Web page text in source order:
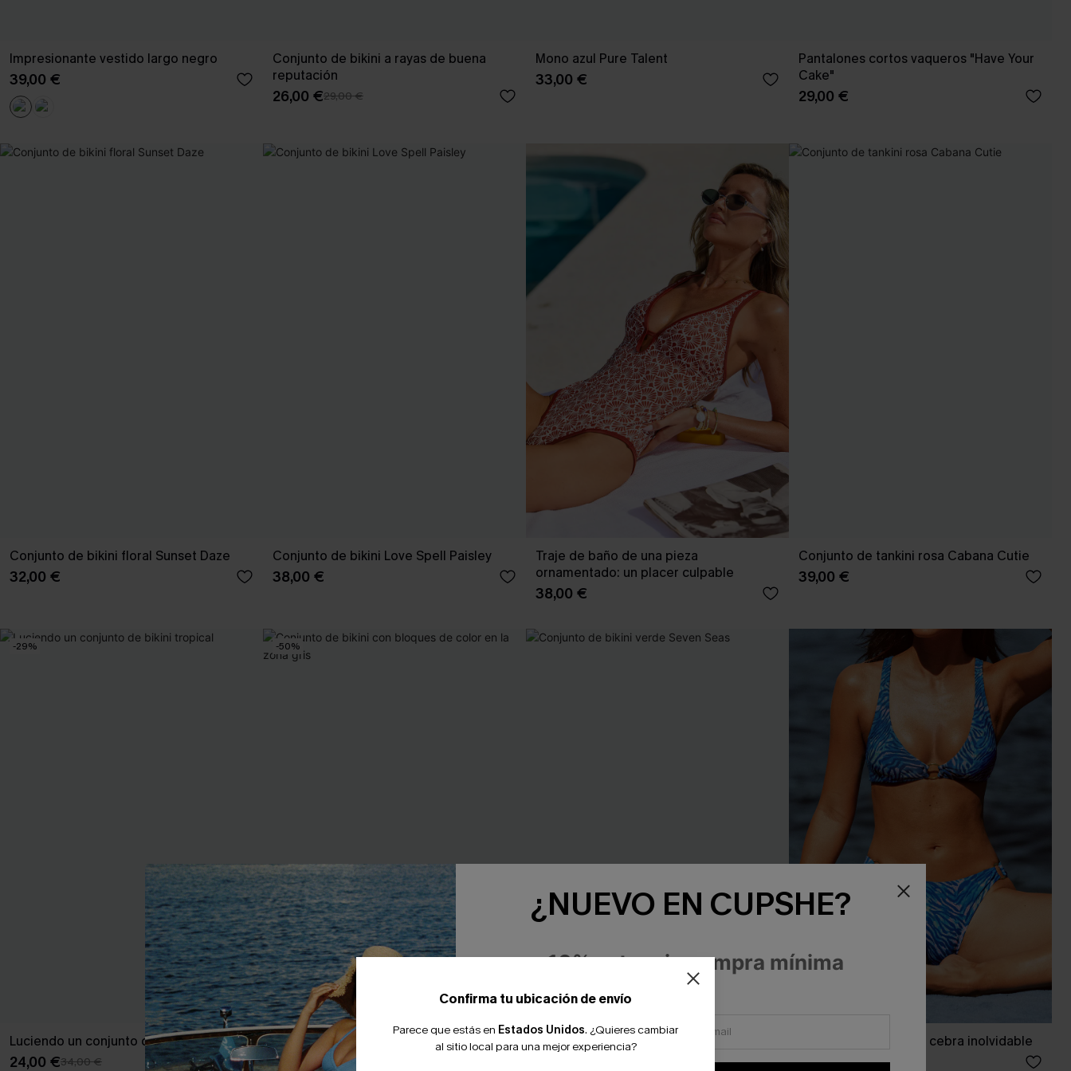
Impresionante vestido largo negro
39,00 €
Conjunto de bikini a rayas de buena
reputación
26,00 €29,00 €
Mono azul Pure Talent
33,00 €
Pantalones cortos vaqueros "Have Your
Cake"
29,00 €
Conjunto de bikini floral Sunset Daze
32,00 €
Conjunto de bikini Love Spell Paisley
38,00 €
Traje de baño de una pieza
ornamentado: un placer culpable
38,00 €
Conjunto de tankini rosa Cabana Cutie
39,00 €
-29%
Luciendo un conjunto de bikini tropical
24,00 €34,00 €
-50%
Conjunto de bikini con bloques de color
en la zona gris
Conjunto de bikini verde Seven Seas Conjunto de bikini de cebra inolvidable
38,00 €
Confirma tu ubicación de envío
Parece que estás en Estados Unidos. ¿Quieres cambiar
al sitio local para una mejor experiencia?
¿NUEVO EN CUPSHE?
-10% extra sin compra mínima